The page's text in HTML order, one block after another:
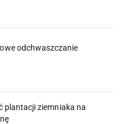
odchwaszczanie
plantacji ziemniaka na